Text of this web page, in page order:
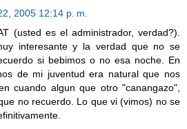
2005 12:14 p. m.
(usted es el administrador, verdad?).
interesante y la verdad que no se
si bebimos o no esa noche. En
de mi juventud era natural que nos
cuando algun que otro "canangazo",
no recuerdo. Lo que vi (vimos) no se